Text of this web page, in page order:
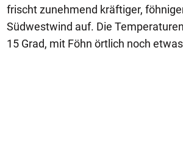
frischt zunehmend kräftiger,
Südwestwind auf. Die
15 Grad, mit Föhn örtlich noch